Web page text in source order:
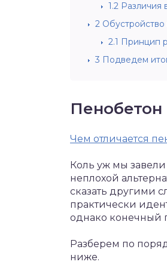
1.2 Различия
2
2.1 Принцип
3 Подведем
Пенобетон
Чем отличается
Коль уж мы завели
неплохой
сказать другими
практически
однако конечный
Разберем по
ниже.